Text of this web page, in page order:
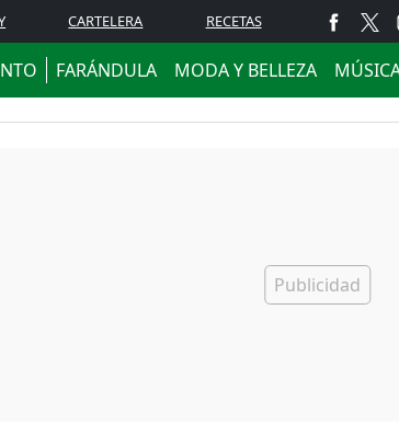
CARTELERA RECETAS
FARÁNDULA MODA Y BELLEZA